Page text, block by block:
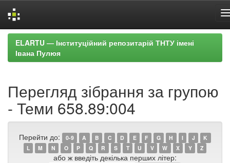
Skip
navigation
ELARTU — Інституційний репозитарій ТНТУ імені
Івана Пулюя
Перегляд зібрання за групою
- Теми 658.89:004
Перейти до: 0-9 A B C D E F G H I J
K
L
M N O P Q R S T U V W X Y Z
або ж введіть декілька перших літер: